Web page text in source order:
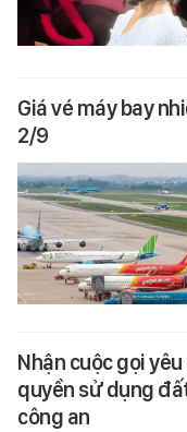
Giá vé máy bay
2/9
Nhận cuộc gọi
quyền sử dụng
công an